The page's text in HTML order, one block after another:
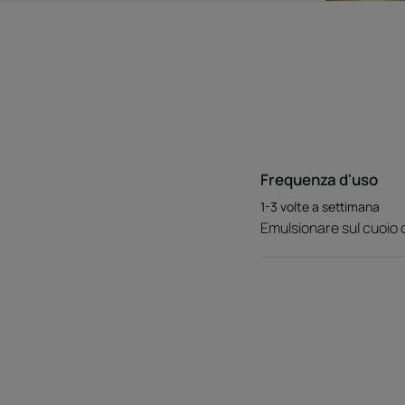
Frequenza d'uso
1-3 volte a settimana
Emulsionare sul